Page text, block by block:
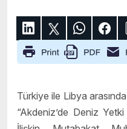
Türkiye ile Libya
“Akdeniz’de Deniz Yetki